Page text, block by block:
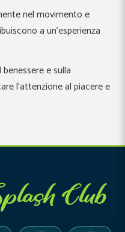
nel movimento e
a un’esperienza
e sulla
l’attenzione al piacere e
Club